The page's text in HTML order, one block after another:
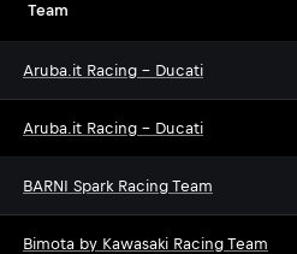
Team
Aruba.it Racing - Ducati
Aruba.it Racing - Ducati
BARNI Spark Racing Team
Bimota by Kawasaki Racing Team